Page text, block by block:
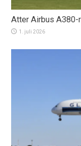
Atter Airbus A380-
1. juli 2026